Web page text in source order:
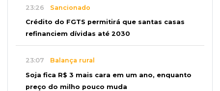
23:26 Sancionado
Crédito do FGTS permitirá que santas casas
refinanciem dívidas até 2030
23:07 Balança rural
Soja fica R$ 3 mais cara em um ano, enquanto
preço do milho pouco muda